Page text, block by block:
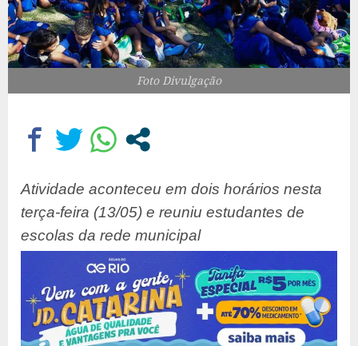
Foto Divulgação
Atividade aconteceu em dois horários nesta
terça-feira (13/05) e reuniu estudantes de
escolas da rede municipal